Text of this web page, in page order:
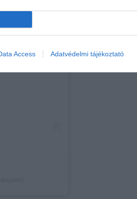
Access Adatvédelmi tájékoztató